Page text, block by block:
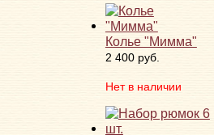
Колье "Мимма"
2 400 руб.
Нет в наличии